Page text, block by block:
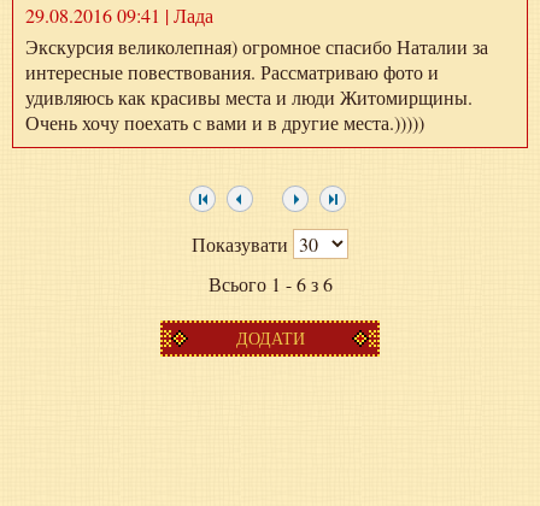
29.08.2016 09:41 | Лада
Экскурсия великолепная) огромное спасибо Наталии за
интересные повествования. Рассматриваю фото и
удивляюсь как красивы места и люди Житомирщины.
Очень хочу поехать с вами и в другие места.)))))
Показувати
Всього 1 - 6 з 6
ДОДАТИ